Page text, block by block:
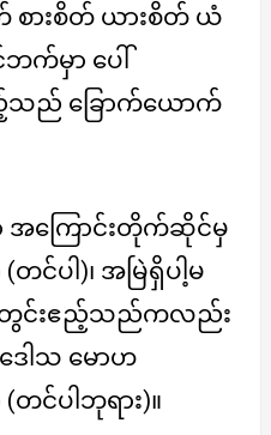
စားစိတ် ယားစိတ် ယံ
က်မှာ ပေါ်
သည် ခြောက်ယောက်
ကြောင်းတိုက်ဆိုင်မှ
င်ပါ)၊ အမြဲရှိပါ့မ
အတွင်းဧည့်သည်ကလည်း
ေါသ မောဟ
င်ပါဘုရား)။